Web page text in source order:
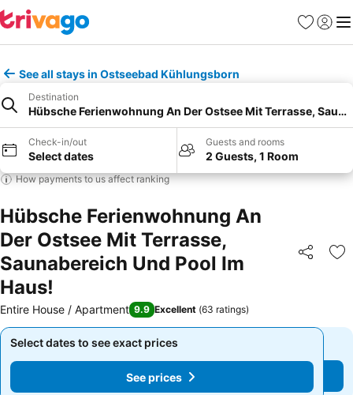
Favorites
Sign in
See all stays in Ostseebad Kühlungsborn
Destination
Hübsche Ferienwohnung An Der Ostsee Mit Terrasse,
Check-in/out
Select dates
Guests and rooms
2 Guests, 1 Room
How payments to us affect ranking
Hübsche Ferienwohnung An
Der Ostsee Mit Terrasse,
Saunabereich Und Pool Im
Haus!
Share
Entire House / Apartment 9.9 Excellent (63 ratings)
Select dates to see exact prices
See prices
Select dates to see exact prices
See prices